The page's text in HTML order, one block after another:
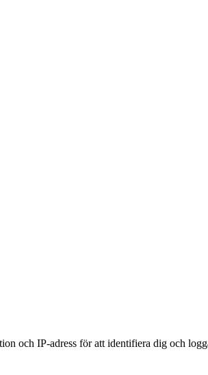
och IP-adress för att identifiera dig och